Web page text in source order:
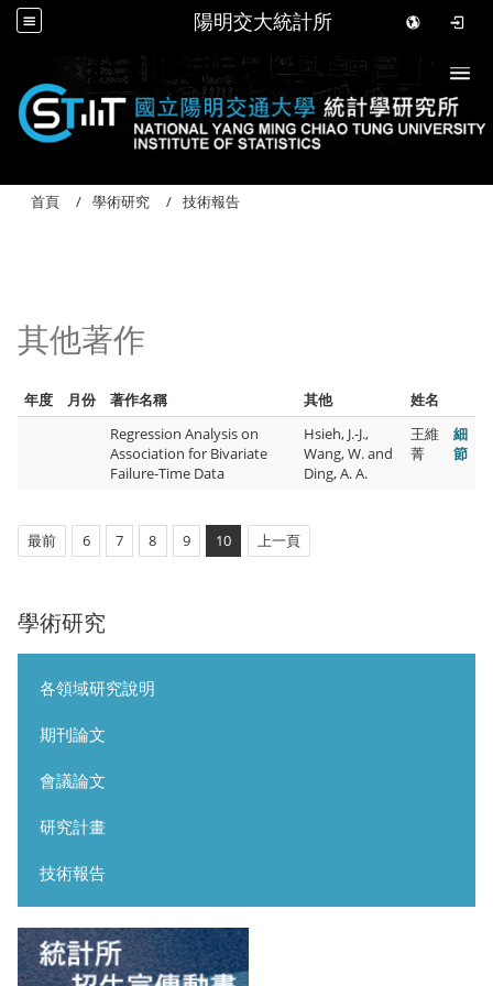
陽明交大統計所
學術研究
各領域研究說明
期刊論文
會議論文
研究計畫
技術報告
首頁 學術研究 技術報告
其他著作
年度 月份 著作名稱 其他
姓名
Regression Analysis on
Association for Bivariate
Failure-Time Data
Hsieh, J.-J.,
Wang, W. and
Ding, A. A.
王維
菁
細
節
最前 6 7 8 9 10 上一頁